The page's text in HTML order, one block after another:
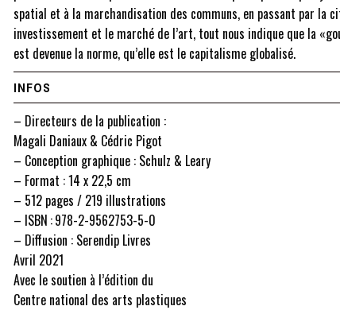
spatial et à la marchandisation des communs, en passant par la
investissement et le marché de l’art, tout nous indique que la
est devenue la norme, qu’elle est le capitalisme globalisé.
INFOS
– Directeurs de la publication :
Magali Daniaux & Cédric Pigot
– Conception graphique : Schulz & Leary
– Format : 14 x 22,5 cm
– 512 pages / 219 illustrations
– ISBN : 978-2-9562753-5-0
– Diffusion : Serendip Livres
Avril 2021
Avec le soutien à l’édition du
Centre national des arts plastiques